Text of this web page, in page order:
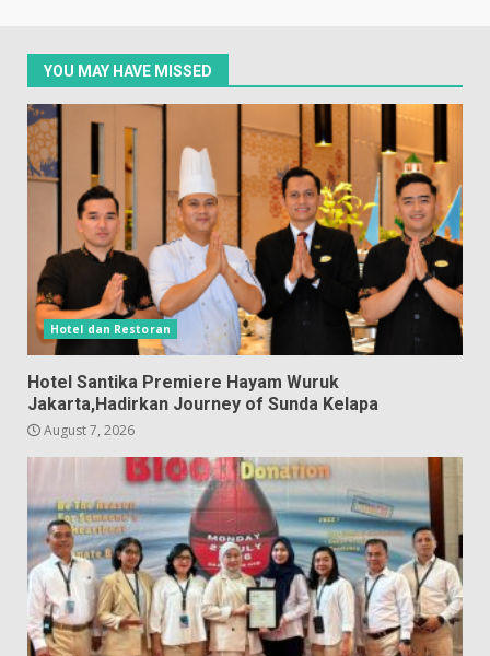
YOU MAY HAVE MISSED
Hotel dan Restoran
Hotel Santika Premiere Hayam Wuruk
Jakarta,Hadirkan Journey of Sunda Kelapa
August 7, 2026